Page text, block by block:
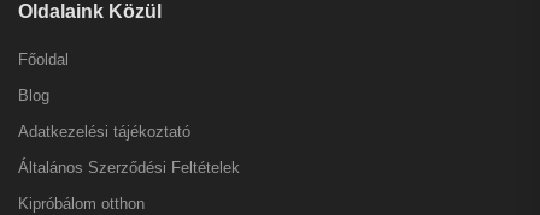
Oldalaink Közül
Főoldal
Blog
Adatkezelési tájékoztató
Általános Szerződési Feltételek
Kipróbálom otthon